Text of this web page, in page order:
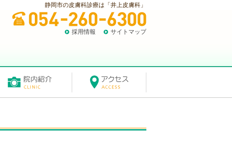
静岡市の皮膚科診療は「井上皮膚科」
採用情報 サイトマップ